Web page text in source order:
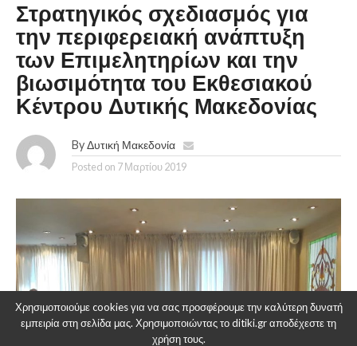
Στρατηγικός σχεδιασμός για
την περιφερειακή ανάπτυξη
των Επιμελητηρίων και την
βιωσιμότητα του Εκθεσιακού
Κέντρου Δυτικής Μακεδονίας
By Δυτική Μακεδονία
Posted on 7 Μαρτίου 2019
Χρησιμοποιούμε cookies για να σας προσφέρουμε την καλύτερη δυνατή
εμπειρία στη σελίδα μας. Χρησιμοποιώντας το ditiki.gr αποδέχεστε τη
χρήση τους.